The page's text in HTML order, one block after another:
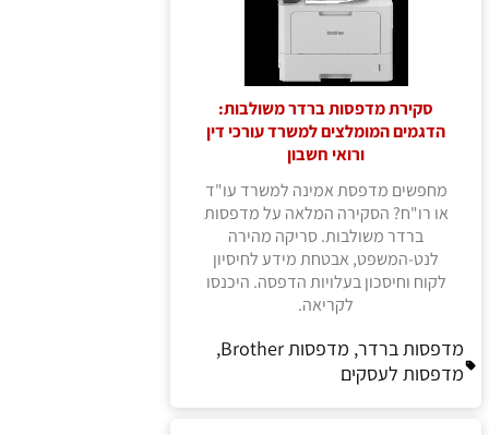
סקירת מדפסות ברדר משולבות:
הדגמים המומלצים למשרד עורכי דין
ורואי חשבון
מחפשים מדפסת אמינה למשרד עו"ד
או רו"ח? הסקירה המלאה על מדפסות
ברדר משולבות. סריקה מהירה
לנט-המשפט, אבטחת מידע לחיסיון
לקוח וחיסכון בעלויות הדפסה. היכנסו
לקריאה.
מדפסות ברדר, מדפסות Brother,
מדפסות לעסקים